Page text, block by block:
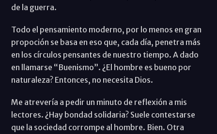
de la guerra.
Todo el pensamiento moderno, por lo menos en gran
propoción se basa en eso que, cada día, penetra más
en los círculos pensantes de nuestro tiempo. A dado
en llamarse “Buenismo”. ¿El hombre es bueno por
naturaleza? Entonces, no necesita Dios.
Me atrevería a pedir un minuto de reflexión a mis
lectores. ¿Hay bondad solidaria? Suele contestarse
que la sociedad corrompe al hombre. Bien. Otra